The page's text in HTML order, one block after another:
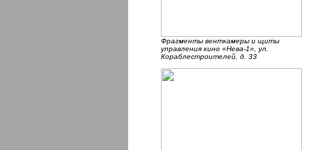
Фрагменты венткамеры и щиты
управления кино «Нева-1», ул.
Кораблестроителей, д. 33